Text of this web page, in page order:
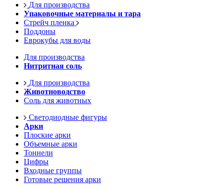
Для производства
Упаковочные материалы и тара
Стрейч пленка
Поддоны
Еврокубы для воды
Для производства
Нитритная соль
Для производства
Животноводство
Соль для животных
Светодиодные фигуры
Арки
Плоские арки
Объемные арки
Тоннели
Цифры
Входные группы
Готовые решения арки